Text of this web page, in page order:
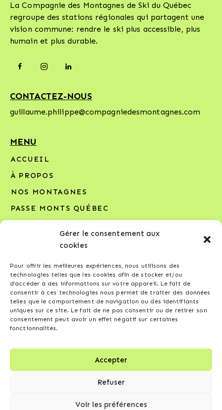
Gérer le consentement aux
cookies
Pour offrir les meilleures expériences, nous utilisons des
technologies telles que les cookies afin de stocker et/ou
d’accéder à des informations sur votre appareil. Le fait de
consentir à ces technologies nous permet de traiter des données
telles que le comportement de navigation ou des identifiants
uniques sur ce site. Le fait de ne pas consentir ou de retirer son
consentement peut avoir un effet négatif sur certaines
fonctionnalités.
Accepter
Refuser
Voir les préférences
La Compagnie des Montagnes de Ski du Québec
regroupe des stations régionales qui partagent une
vision commune: rendre le ski plus accessible, plus
humain et plus durable.
CONTACTEZ-NOUS
guillaume.philippe@compagniedesmontagnes.com
MENU
ACCUEIL
À PROPOS
NOS MONTAGNES
PASSE MONTS QUÉBEC
NOUS JOINDRE
INSCRIVEZ-VOUS À NOTRE INFOLETTRE
Votre adresse courriel*
J’accepte de recevoir l’infolettre et d’autres
communications de la part de Compagnie des
politique de confidentialité.